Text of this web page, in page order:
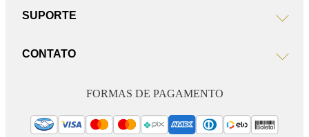
SUPORTE
CONTATO
FORMAS DE PAGAMENTO